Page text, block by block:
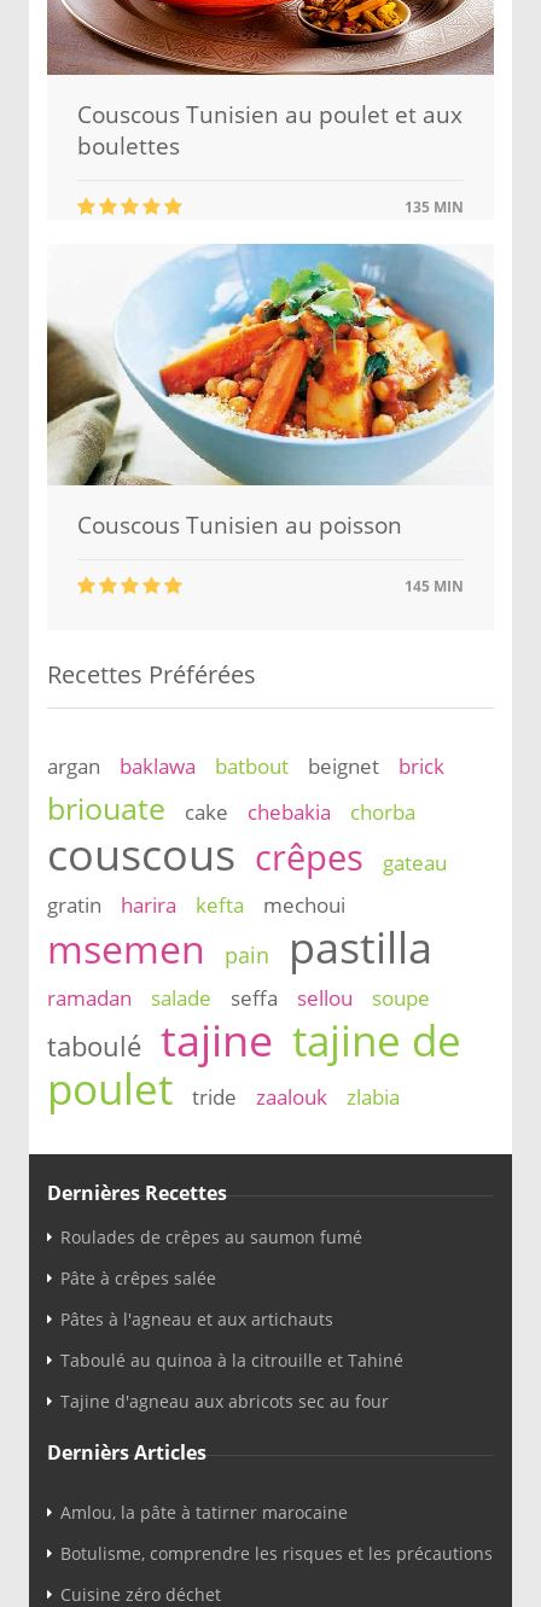
Couscous Tunisien au poulet et aux
boulettes
135 MIN
Couscous Tunisien au poisson
145 MIN
Recettes Préférées
argan baklawa batbout beignet brick
briouate cake chebakia chorba
couscous crêpes
gateau
gratin
harira kefta mechoui
msemen pain pastilla
ramadan salade seffa sellou soupe
taboulé tajine tajine de
poulet
tride zaalouk zlabia
Dernières Recettes
Roulades de crêpes au saumon fumé
Pâte à crêpes salée
Pâtes à l'agneau et aux artichauts
Taboulé au quinoa à la citrouille et Tahiné
Tajine d'agneau aux abricots sec au four
Dernièrs Articles
Amlou, la pâte à tatirner marocaine
Botulisme, comprendre les risques et les précautions
Cuisine zéro déchet